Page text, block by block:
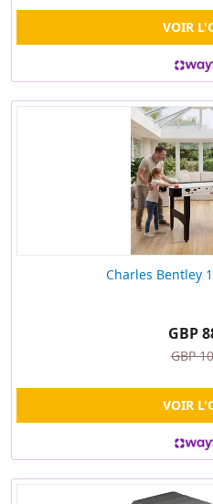
VOIR
Charles Bentley
GBP
GBP
VOIR